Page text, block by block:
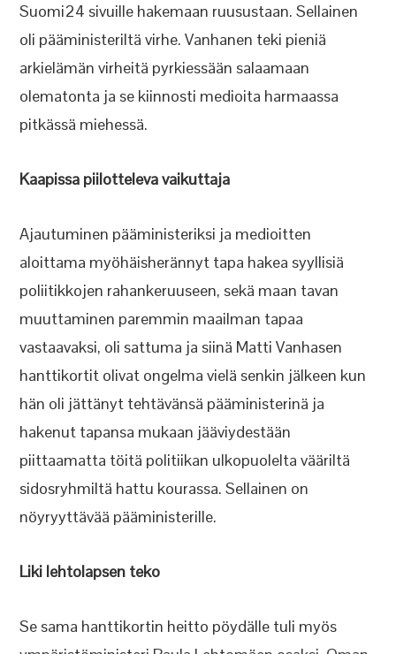
Suomi24 sivuille hakemaan ruusustaan. Sellainen
oli pääministeriltä virhe. Vanhanen teki pieniä
arkielämän virheitä pyrkiessään salaamaan
olematonta ja se kiinnosti medioita harmaassa
pitkässä miehessä.
Kaapissa piilotteleva vaikuttaja
Ajautuminen pääministeriksi ja medioitten
aloittama myöhäisherännyt tapa hakea syyllisiä
poliitikkojen rahankeruuseen, sekä maan tavan
muuttaminen paremmin maailman tapaa
vastaavaksi, oli sattuma ja siinä Matti Vanhasen
hanttikortit olivat ongelma vielä senkin jälkeen kun
hän oli jättänyt tehtävänsä pääministerinä ja
hakenut tapansa mukaan jääviydestään
piittaamatta töitä politiikan ulkopuolelta vääriltä
sidosryhmiltä hattu kourassa. Sellainen on
nöyryyttävää pääministerille.
Liki lehtolapsen teko
Se sama hanttikortin heitto pöydälle tuli myös